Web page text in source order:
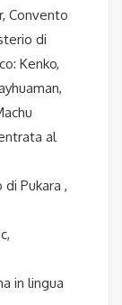
Convento
di
Kenko,
al
Pukara ,
in lingua